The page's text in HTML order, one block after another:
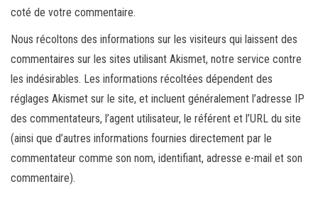
coté de votre commentaire.
Nous récoltons des informations sur les visiteurs qui laissent des
commentaires sur les sites utilisant Akismet, notre service contre
les indésirables. Les informations récoltées dépendent des
réglages Akismet sur le site, et incluent généralement l’adresse IP
des commentateurs, l’agent utilisateur, le référent et l’URL du site
(ainsi que d’autres informations fournies directement par le
commentateur comme son nom, identifiant, adresse e-mail et son
commentaire).